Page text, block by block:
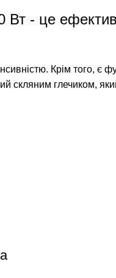
- це
Крім того, є
скляним глечиком,